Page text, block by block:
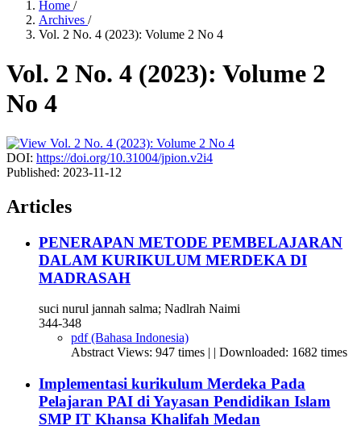
Home /
Archives /
Vol. 2 No. 4 (2023): Volume 2 No 4
Vol. 2 No. 4 (2023): Volume 2
No 4
DOI: https://doi.org/10.31004/jpion.v2i4
Published: 2023-11-12
Articles
PENERAPAN METODE PEMBELAJARAN
DALAM KURIKULUM MERDEKA DI
MADRASAH
suci nurul jannah salma; Nadlrah Naimi
344-348
pdf (Bahasa Indonesia)
Abstract Views: 947 times | | Downloaded: 1682 times
Implementasi kurikulum Merdeka Pada
Pelajaran PAI di Yayasan Pendidikan Islam
SMP IT Khansa Khalifah Medan